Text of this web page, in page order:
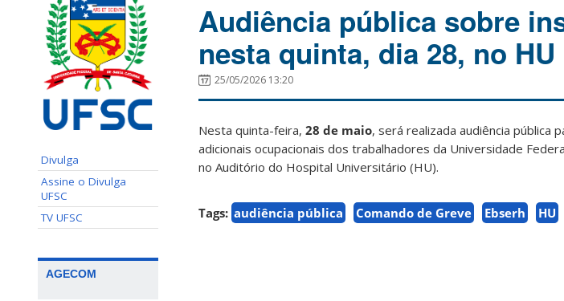
Divulga
Assine o Divulga
UFSC
TV UFSC
AGECOM
Audiência pública sobre
nesta quinta, dia 28, no HU
25/05/2026 13:20
Nesta quinta-feira, 28 de maio, será realizada audiência pública
adicionais ocupacionais dos trabalhadores da Universidade
no Auditório do Hospital Universitário (HU).
Tags: audiência pública Comando de Greve Ebserh HU